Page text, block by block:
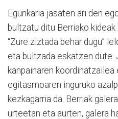
Egunkaria jasaten ari den
bultzatu ditu Berriako
“Zure ziztada behar dugu”
eta bultzada eskatzen dute.
kanpainaren koordinatzailea
egitasmoaren inguruko
kezkagarria da. Berriak
urteetan eta aurten, galera